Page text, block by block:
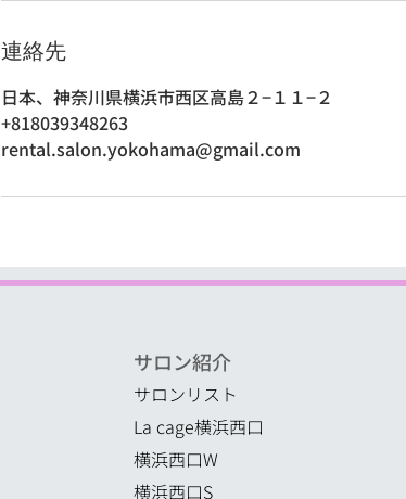
連絡先
日本、神奈川県横浜市西区高島２−１１−２
+818039348263
rental.salon.yokohama@gmail.com
サロン紹介
サロンリスト
La cage横浜西口
横浜西口W
横浜西口S